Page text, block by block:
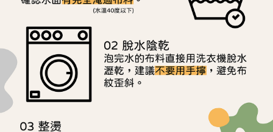
任。
４．使用「AFTEE先享後付」時，將依據個別帳號之用戶狀況，依本公司即
時審查核予不同之上限額度；若仍有額度不足之情形，本公司將視審查結果
請求用戶進行身份認證。
５．嚴禁一人註冊多個帳號或使用他人資訊註冊。若發現惡意使用之情形，
恩沛科技股份有限公司將有權停止該用戶之使用額度並採取法律行動。